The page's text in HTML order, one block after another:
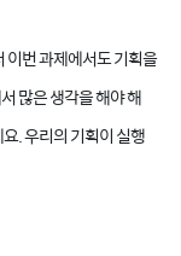
이번 과제에서도 기획을
많은 생각을 해야 해
. 우리의 기획이 실행